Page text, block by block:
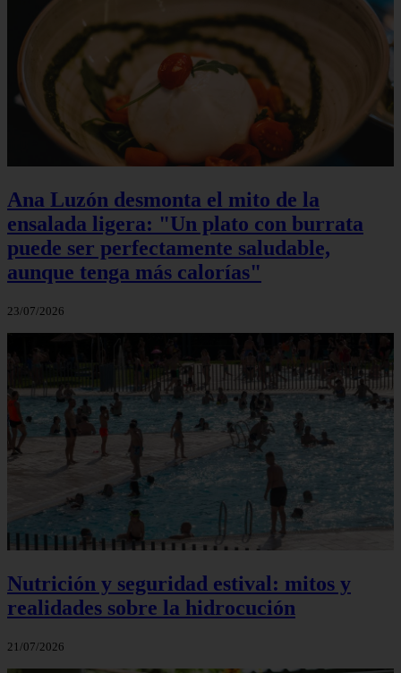
Ana Luzón desmonta el mito de la
ensalada ligera: "Un plato con burrata
puede ser perfectamente saludable,
aunque tenga más calorías"
23/07/2026
Nutrición y seguridad estival: mitos y
realidades sobre la hidrocución
21/07/2026